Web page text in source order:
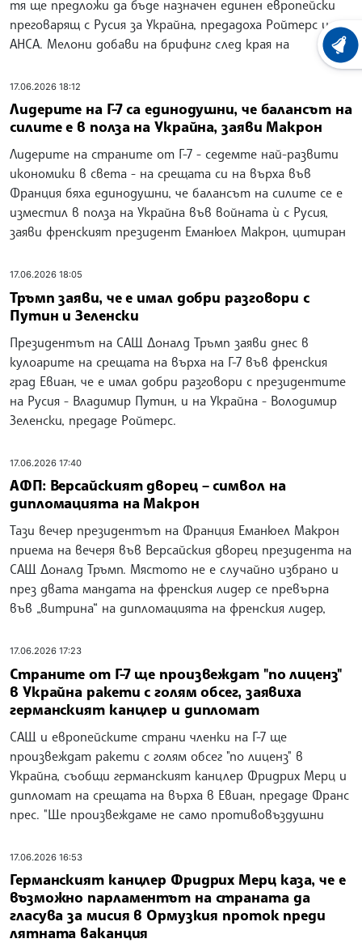
тя ще предложи да бъде назначен единен европейски
преговарящ с Русия за Украйна, предадоха Ройтерс и
АНСА. Мелони добави на брифинг след края на
17.06.2026 18:12
Лидерите на Г-7 са единодушни, че балансът на
силите е в полза на Украйна, заяви Макрон
Лидерите на страните от Г-7 - седемте най-развити
икономики в света - на срещата си на върха във
Франция бяха единодушни, че балансът на силите се е
изместил в полза на Украйна във войната ѝ с Русия,
заяви френският президент Еманюел Макрон, цитиран
17.06.2026 18:05
Тръмп заяви, че е имал добри разговори с
Путин и Зеленски
Президентът на САЩ Доналд Тръмп заяви днес в
кулоарите на срещата на върха на Г-7 във френския
град Евиан, че е имал добри разговори с президентите
на Русия - Владимир Путин, и на Украйна - Володимир
Зеленски, предаде Ройтерс.
17.06.2026 17:40
АФП: Версайският дворец – символ на
дипломацията на Макрон
Тази вечер президентът на Франция Еманюел Макрон
приема на вечеря във Версайския дворец президента на
САЩ Доналд Тръмп. Мястото не е случайно избрано и
през двата мандата на френския лидер се превърна
във „витрина“ на дипломацията на френския лидер,
17.06.2026 17:23
Страните от Г-7 ще произвеждат "по лиценз"
в Украйна ракети с голям обсег, заявиха
германският канцлер и дипломат
САЩ и европейските страни членки на Г-7 ще
произвеждат ракети с голям обсег "по лиценз" в
Украйна, съобщи германският канцлер Фридрих Мерц и
дипломат на срещата на върха в Евиан, предаде Франс
прес. "Ще произвеждаме не само противовъздушни
17.06.2026 16:53
Германският канцлер Фридрих Мерц каза, че е
възможно парламентът на страната да
гласува за мисия в Ормузкия проток преди
лятната ваканция